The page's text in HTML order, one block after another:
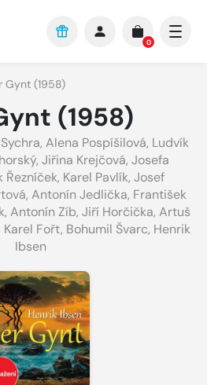
0
Gynt (1958)
(1958)
, Alena Pospíšilová, Ludvík
, Jiřina Krejčová, Josefa
Řezníček, Karel Pavlík, Josef
, Antonín Jedlička, František
, Antonín Zíb, Jiří Horčička, Artuš
Karel Fořt, Bohumil Švarc, Henrik
Ibsen